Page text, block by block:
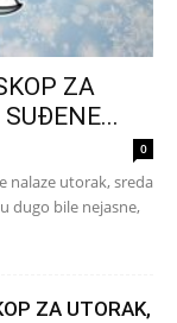
ZA
SUĐENE...
0
nalaze utorak, sreda
dugo bile nejasne,
ZA UTORAK,